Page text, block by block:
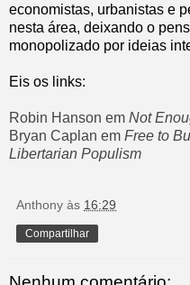
economistas, urbanistas e
nesta área, deixando o
monopolizado por ideias
Eis os links:
Robin Hanson em Not
Bryan Caplan em Free to
Libertarian Populism
Anthony às 16:29
Compartilhar